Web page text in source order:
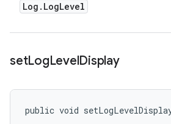
Log . LogLevel
setLogLevelDisplay
public void